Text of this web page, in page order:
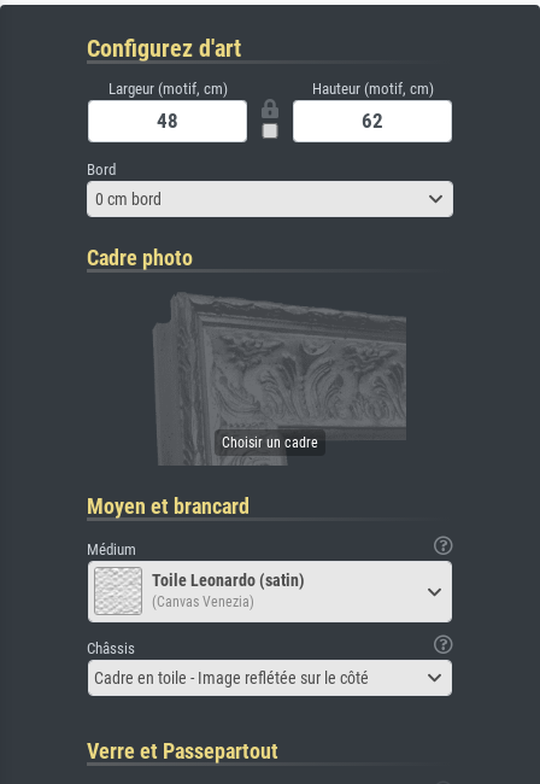
Configurez d'art
Largeur (motif, cm) Hauteur (motif, cm)
Bord
0 cm bord
Cadre photo
Moyen et brancard
Médium
Toile Leonardo (satin)
(Canvas Venezia)
Châssis
Cadre en toile - Image reflétée sur le côté
Verre et Passepartout